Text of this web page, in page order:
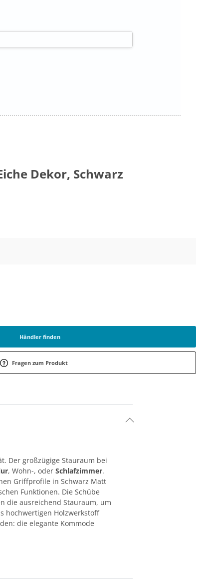
Dekor, Schwarz
Händler finden
Fragen zum Produkt
Der großzügige Stauraum bei
, Wohn-, oderSchlafzimmer.
Griffprofile in Schwarz Matt
Funktionen. Die Schübe
die ausreichend Stauraum, um
hochwertigen Holzwerkstoff
die elegante Kommode